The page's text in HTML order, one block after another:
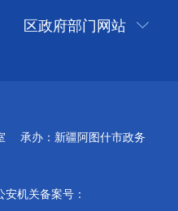
区政府部门网站
承办：新疆阿图什市政务
安机关备案号：